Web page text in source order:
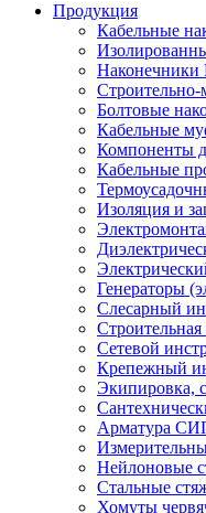
Продукция
Кабельные
Болтовые
Кабельные
Компоненты
Кабельные
Изоляция и
Генераторы
Слесарный
Строительная
Сетевой
Крепежный
Экипировка,
Арматура
Нейлоновые
Стальные
Хомуты